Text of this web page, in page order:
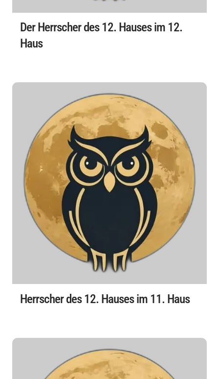
Der Herrscher des 12. Hauses im 12.
Haus
Herrscher des 12. Hauses im 11. Haus